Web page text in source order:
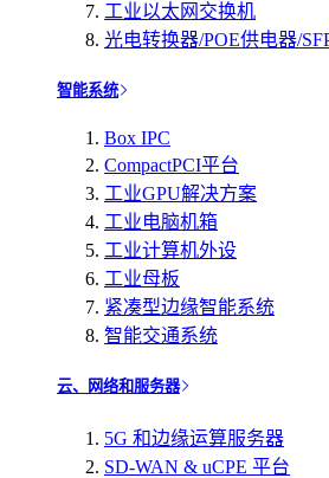
工业以太网交换机
光电转换器/POE供电器/
智能系统
Box IPC
CompactPCI平台
工业GPU解决方案
工业电脑机箱
工业计算机外设
工业母板
紧凑型边缘智能系统
智能交通系统
云、网络和服务器
5G 和边缘运算服务器
SD-WAN & uCPE 平台